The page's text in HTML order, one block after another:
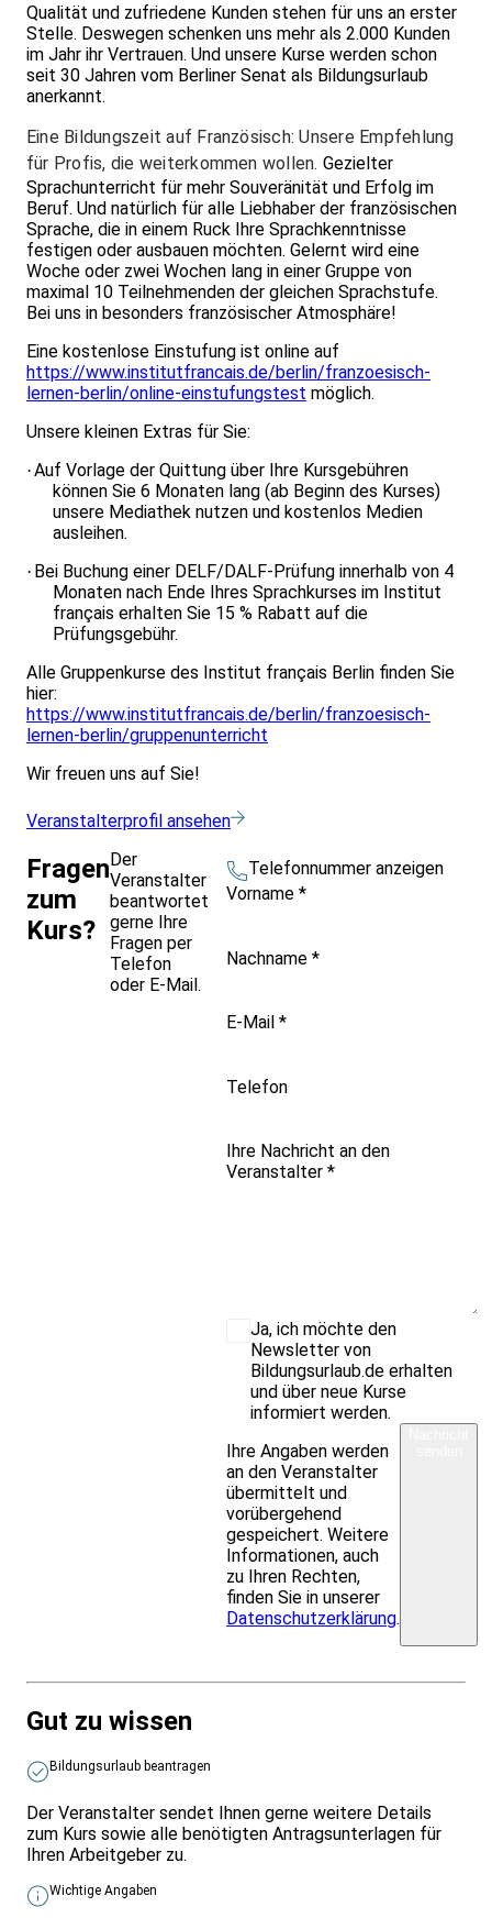
Qualität und zufriedene Kunden stehen für uns an erster
Stelle. Deswegen schenken uns mehr als 2.000 Kunden
im Jahr ihr Vertrauen. Und unsere Kurse werden schon
seit 30 Jahren vom Berliner Senat als Bildungsurlaub
anerkannt.
Eine Bildungszeit auf Französisch: Unsere Empfehlung
für Profis, die weiterkommen wollen. Gezielter
Sprachunterricht für mehr Souveränität und Erfolg im
Beruf. Und natürlich für alle Liebhaber der französischen
Sprache, die in einem Ruck Ihre Sprachkenntnisse
festigen oder ausbauen möchten. Gelernt wird eine
Woche oder zwei Wochen lang in einer Gruppe von
maximal 10 Teilnehmenden der gleichen Sprachstufe.
Bei uns in besonders französischer Atmosphäre!
Eine kostenlose Einstufung ist online auf
https://www.institutfrancais.de/berlin/franzoesisch-
lernen-berlin/online-einstufungstest möglich.
Unsere kleinen Extras für Sie:
·Auf Vorlage der Quittung über Ihre Kursgebühren
können Sie 6 Monaten lang (ab Beginn des Kurses)
unsere Mediathek nutzen und kostenlos Medien
ausleihen.
· Bei Buchung einer DELF/DALF-Prüfung innerhalb von 4
Monaten nach Ende Ihres Sprachkurses im Institut
français erhalten Sie 15 % Rabatt auf die
Prüfungsgebühr.
Alle Gruppenkurse des Institut français Berlin finden Sie
hier:
https://www.institutfrancais.de/berlin/franzoesisch-
lernen-berlin/gruppenunterricht
Wir freuen uns auf Sie!
Veranstalterprofil ansehen
Fragen
zum
Kurs?
Der
Veranstalter
beantwortet
gerne Ihre
Fragen per
Telefon
oder E-Mail.
Telefonnummer anzeigen
Vorname *
Nachname *
E-Mail *
Telefon
Ihre Nachricht an den
Veranstalter *
Ja, ich möchte den
Newsletter von
Bildungsurlaub.de erhalten
und über neue Kurse
informiert werden.
Ihre Angaben werden
an den Veranstalter
übermittelt und
vorübergehend
gespeichert. Weitere
Informationen, auch
zu Ihren Rechten,
finden Sie in unserer
Datenschutzerklärung.
Gut zu wissen
Bildungsurlaub beantragen
Der Veranstalter sendet Ihnen gerne weitere Details
zum Kurs sowie alle benötigten Antragsunterlagen für
Ihren Arbeitgeber zu.
Wichtige Angaben